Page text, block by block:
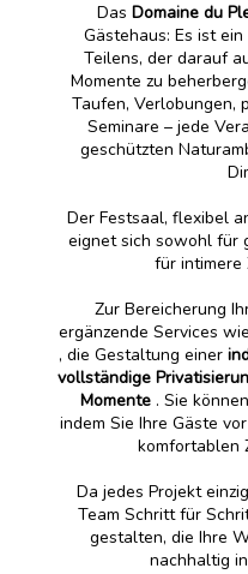
Das Domaine du
Gästehaus: Es ist
Teilens, der darauf
Momente zu
Taufen, Verlobungen,
Seminare – jede
geschützten
Der Festsaal, flexibel
eignet sich sowohl für
für intimere
Zur Bereicherung
ergänzende Services wie
, die Gestaltung einer
vollständige
Momente. Sie
indem Sie Ihre Gäste
komfortablen
Da jedes Projekt
Team Schritt für
gestalten, die Ihre
nachhaltig